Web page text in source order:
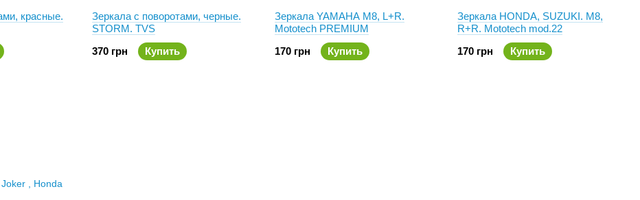
красные.
Зеркала с поворотами, черные.
STORM. TVS
370 грн
Купить
Зеркала YAMAHA M8, L+R.
Mototech PREMIUM
170 грн
Купить
Зеркала HONDA, SUZUKI. M8,
R+R. Mototech mod.22
170 грн
Купить